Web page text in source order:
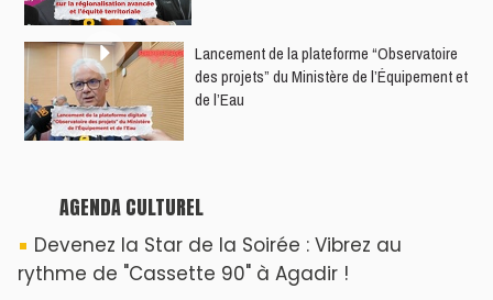
​Lancement de la plateforme “Observatoire
des projets” du Ministère de l’Équipement et
de l’Eau
AGENDA CULTUREL
Devenez la Star de la Soirée : Vibrez au
rythme de "Cassette 90" à Agadir !